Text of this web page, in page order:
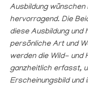
Ausbildung
hervorragend. Die
diese Ausbildung und
persönliche Art und
werden die Wild- und
ganzheitlich erfasst,
Erscheinungsbild